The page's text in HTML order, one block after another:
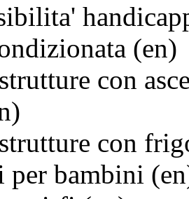
(en)
con
con
per bambini